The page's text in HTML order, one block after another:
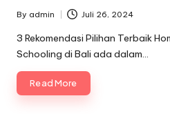
Posted
by
By admin Juli 26, 2024
3 Rekomendasi Pilihan Terbaik
Schooling di Bali ada dalam…
Read More